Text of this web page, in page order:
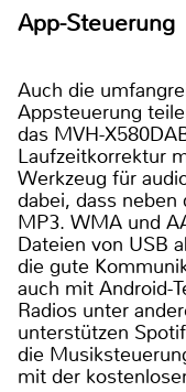
App-Steuerung
Auch die
Appsteuerung
das MVH-
Laufzeitkorrektur
Werkzeug für
dabei, dass
MP3. WMA und
Dateien von USB
die gute
auch mit Android-
Radios unter
unterstützen
die
mit der